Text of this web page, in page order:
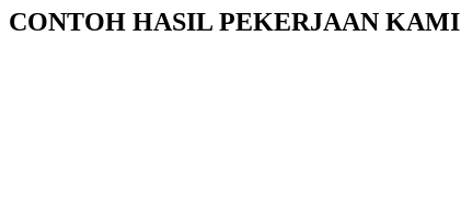
CONTOH HASIL PEKERJAAN KAMI